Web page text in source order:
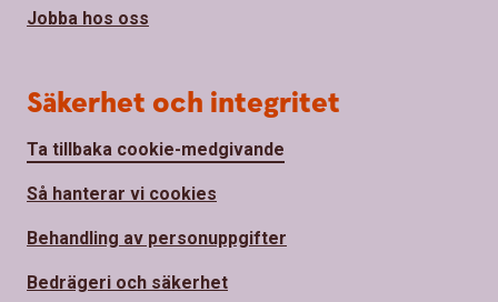
Jobba hos oss
Säkerhet och integritet
Ta tillbaka cookie-medgivande
Så hanterar vi cookies
Behandling av personuppgifter
Bedrägeri och säkerhet